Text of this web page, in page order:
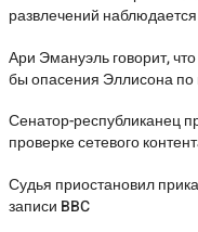
развлечений
Ари Эмануэль говорит,
бы опасения Эллисона по
Сенатор-республиканец
проверке сетевого
Судья приостановил
записи BBC